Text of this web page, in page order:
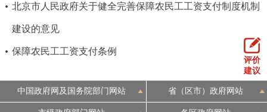
北京市人民政府关于健全完善保障农民工工资支付制度机制
建设的意见
保障农民工工资支付条例
评价
建议
中国政府网及国务院部门网站 省（区市）政府网站